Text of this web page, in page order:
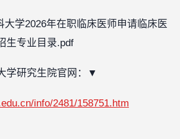
大学2026年在职临床医师申请临床医
生专业目录.pdf
学研究生院官网： ▼
info/2481/158751.htm